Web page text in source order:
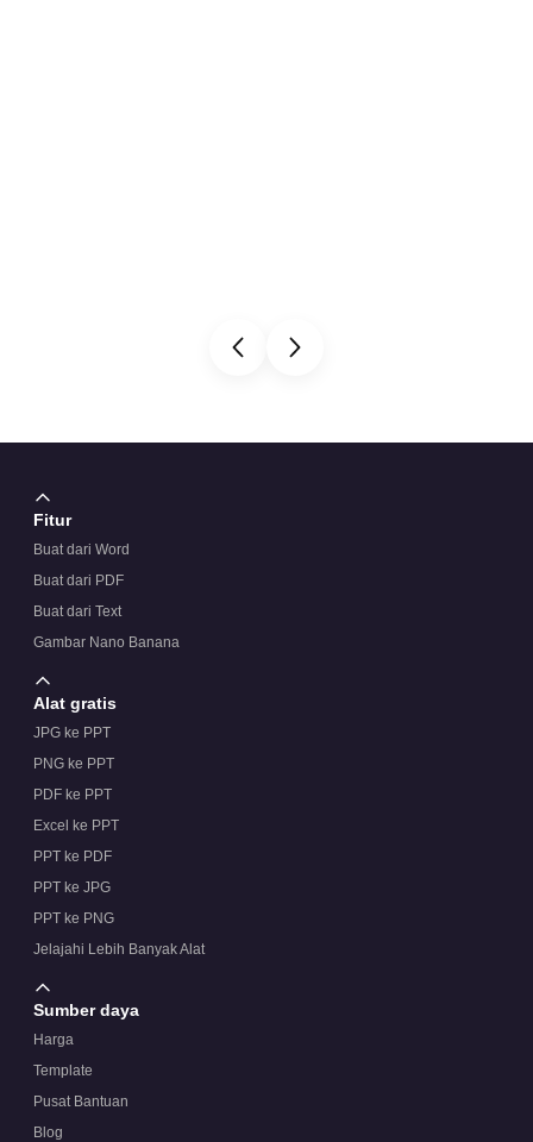
Fitur
Buat dari Word
Buat dari PDF
Buat dari Text
Gambar Nano Banana
Alat gratis
JPG ke PPT
PNG ke PPT
PDF ke PPT
Excel ke PPT
PPT ke PDF
PPT ke JPG
PPT ke PNG
Jelajahi Lebih Banyak Alat
Sumber daya
Harga
Template
Pusat Bantuan
Blog